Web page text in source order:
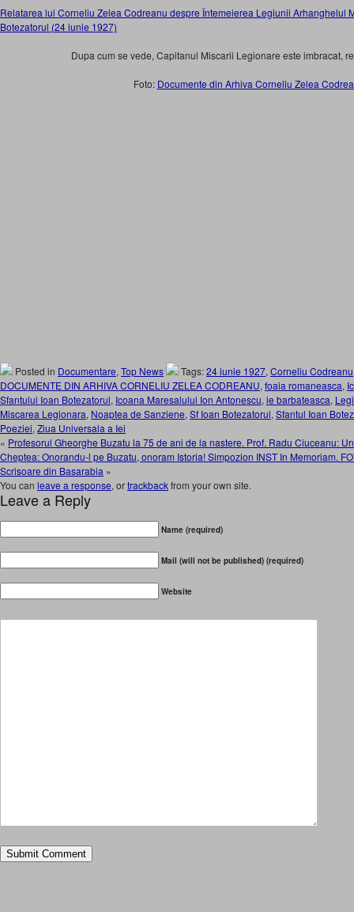
Relatarea lui Corneliu Zelea Codreanu despre Întemeierea Legiunii Arhanghelul
Botezatorul (24 iunie 1927)
Dupa cum se vede, Capitanul Miscarii Legionare este imbracat,
Foto: Documente din Arhiva Corneliu Zelea
Posted in Documentare, Top News Tags:24 iunie 1927, Corneliu Codreanu
DOCUMENTE DIN ARHIVA CORNELIU ZELEA CODREANU, foaia romaneasca,
Sfantului Ioan Botezatorul, Icoana Maresalului Ion Antonescu, ie barbateasca,
Miscarea Legionara, Noaptea de Sanziene, Sf Ioan Botezatorul, Sfantul Ioan
Poeziei, Ziua Universala a Iei
« Profesorul Gheorghe Buzatu la 75 de ani de la nastere. Prof. Radu Ciuceanu:
Cheptea: Onorandu-l pe Buzatu, onoram Istoria! Simpozion INST In Memoriam.
Scrisoare din Basarabia »
You can leave a response, ortrackbackfrom your own site.
Leave a Reply
Name (required)
Mail (will not be published) (required)
Website